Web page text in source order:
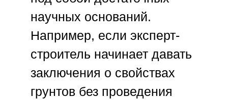
научных оснований.
Например, если эксперт-
строитель начинает давать
заключения о свойствах
грунтов без проведения